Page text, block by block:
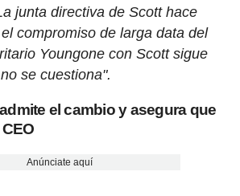
junta directiva de Scott hace
compromiso de larga data del
Youngone con Scott sigue
se cuestiona".
el cambio y asegura que
Anúnciate aquí